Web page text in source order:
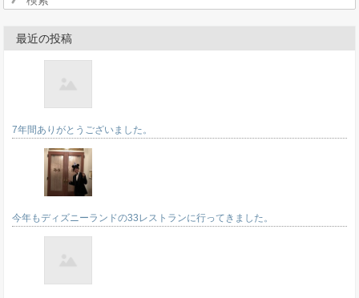
最近の投稿
7年間ありがとうございました。
今年もディズニーランドの33レストランに行ってきました。